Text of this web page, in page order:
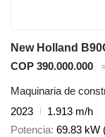
New Holland
COP 390.000.000
Maquinaria de
2023
1.913 m/h
Potencia 69.83 kW